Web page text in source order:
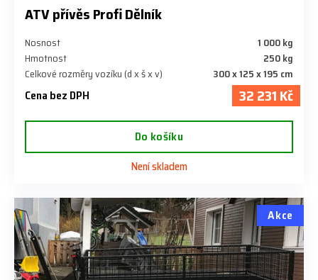
ATV přívěs Profi Dělník
Nosnost
1 000 kg
Hmotnost
250 kg
Celkové rozměry vozíku (d x š x v)
300 x 125 x 195 cm
Cena bez DPH 32 231 Kč
Do košíku
Není skladem
Akce